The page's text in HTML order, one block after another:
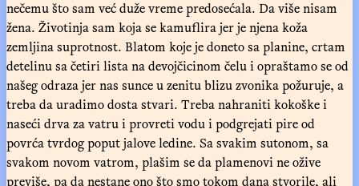
nečemu što sam već duže vreme predosećala. Da više nisam
žena. Životinja sam koja se kamuflira jer je njena koža
zemljina suprotnost. Blatom koje je doneto sa planine, crtam
detelinu sa četiri lista na devojčicinom čelu i opraštamo se od
našeg odraza jer nas sunce u zenitu blizu zvonika požuruje, a
treba da uradimo dosta stvari. Treba nahraniti kokoške i
naseći drva za vatru i provreti vodu i podgrejati pire od
povrća tvrdog poput jalove ledine. Sa svakim sutonom, sa
svakom novom vatrom, plašim se da plamenovi ne ožive
previše, pa da nestane ono što smo tokom dana stvorile, ali